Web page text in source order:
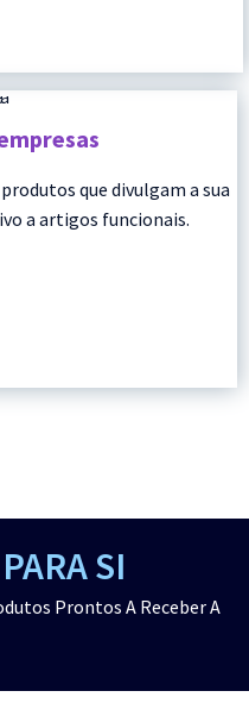
que divulgam a sua
a artigos funcionais.
SI
Prontos A Receber A